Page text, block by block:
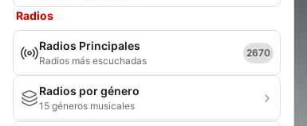
Radios
Radios Principales
Radios más escuchadas
2670
Radios por género
15 géneros musicales